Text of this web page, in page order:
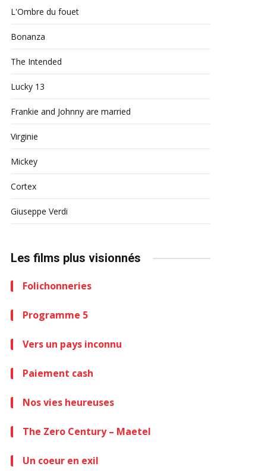
L'Ombre du fouet
Bonanza
The Intended
Lucky 13
Frankie and Johnny are married
Virginie
Mickey
Cortex
Giuseppe Verdi
Les films plus visionnés
Folichonneries
Programme 5
Vers un pays inconnu
Paiement cash
Nos vies heureuses
The Zero Century – Maetel
Un coeur en exil